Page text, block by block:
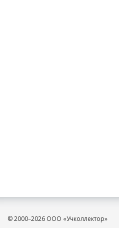
© 2000–2026 ООО «Учколлектор»